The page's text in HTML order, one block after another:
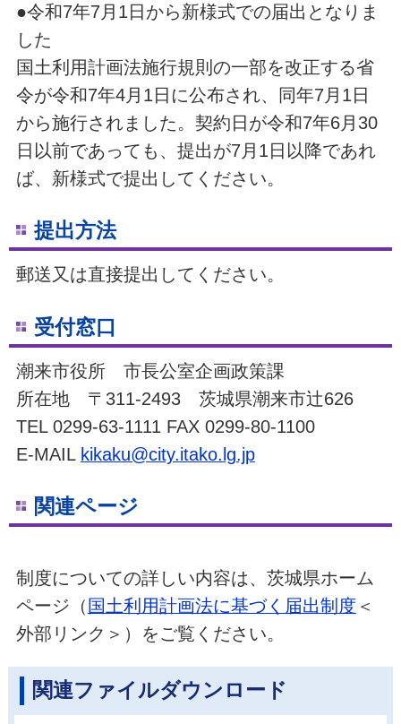
●令和7年7月1日から新様式での届出となりま
した
国土利用計画法施行規則の一部を改正する省
令が令和7年4月1日に公布され、同年7月1日
から施行されました。 契約日が令和7年6月30
日以前であっても、提出が7月1日以降であれ
ば、新様式で提出してください。
提出方法
郵送又は直接提出してください。
受付窓口
潮来市役所 市長公室企画政策課
所在地 〒311-2493 茨城県潮来市辻626
TEL 0299-63-1111 FAX 0299-80-1100
E-MAIL kikaku@city.itako.lg.jp
関連ページ
制度についての詳しい内容は、茨城県ホーム
ページ（ 国土利用計画法に基づく届出制度 ＜
外部リンク＞）をご覧ください。
関連ファイルダウンロード